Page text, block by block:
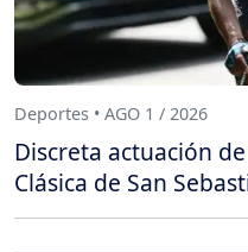
Deportes • AGO 1 / 2026
Discreta actuación
Clásica de San